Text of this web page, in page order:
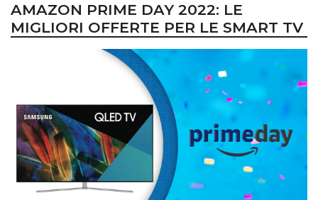
AMAZON PRIME DAY 2022: LE
MIGLIORI OFFERTE PER LE SMART TV